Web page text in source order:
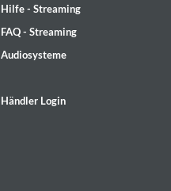
Hilfe - Streaming
FAQ - Streaming
Audiosysteme
Händler Login